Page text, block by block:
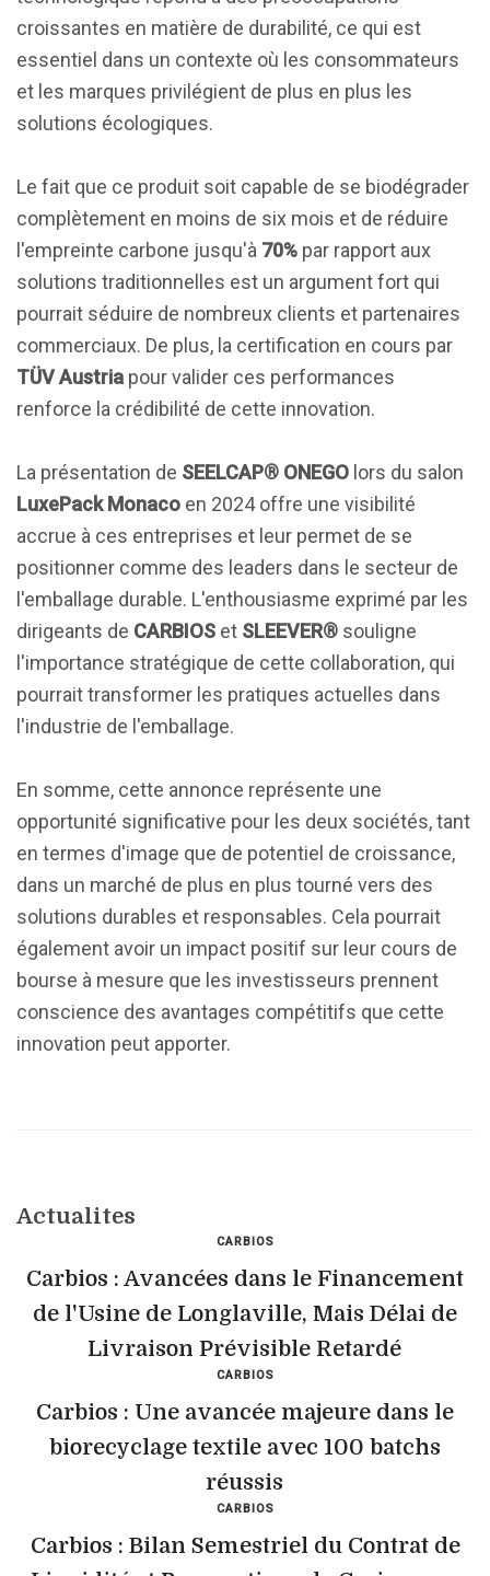
croissantes en matière de durabilité, ce qui est
essentiel dans un contexte où les consommateurs
et les marques privilégient de plus en plus les
solutions écologiques.
Le fait que ce produit soit capable de se biodégrader
complètement en moins de six mois et de réduire
l'empreinte carbone jusqu'à 70% par rapport aux
solutions traditionnelles est un argument fort qui
pourrait séduire de nombreux clients et partenaires
commerciaux. De plus, la certification en cours par
TÜV Austria pour valider ces performances
renforce la crédibilité de cette innovation.
La présentation de SEELCAP® ONEGO lors du salon
LuxePack Monaco en 2024 offre une visibilité
accrue à ces entreprises et leur permet de se
positionner comme des leaders dans le secteur de
l'emballage durable. L'enthousiasme exprimé par les
dirigeants de CARBIOS et SLEEVER® souligne
l'importance stratégique de cette collaboration, qui
pourrait transformer les pratiques actuelles dans
l'industrie de l'emballage.
En somme, cette annonce représente une
opportunité significative pour les deux sociétés, tant
en termes d'image que de potentiel de croissance,
dans un marché de plus en plus tourné vers des
solutions durables et responsables. Cela pourrait
également avoir un impact positif sur leur cours de
bourse à mesure que les investisseurs prennent
conscience des avantages compétitifs que cette
innovation peut apporter.
Actualites
CARBIOS
Carbios : Avancées dans le Financement
de l'Usine de Longlaville, Mais Délai de
Livraison Prévisible Retardé
CARBIOS
Carbios : Une avancée majeure dans le
biorecyclage textile avec 100 batchs
réussis
CARBIOS
Carbios : Bilan Semestriel du Contrat de